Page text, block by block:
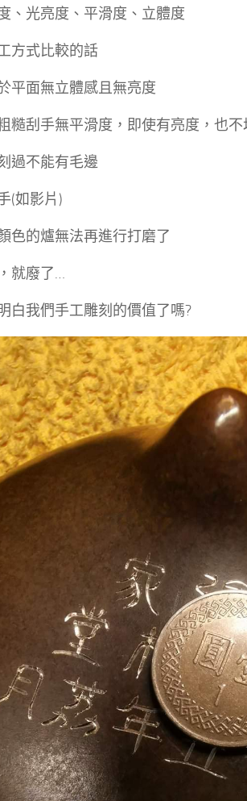
、光亮度、平滑度、立體度
方式比較的話
平面無立體感且無亮度
糙刮手無平滑度，即使有亮度，也不
過不能有毛邊
(如影片)
色的爐無法再進行打磨了
就廢了…
白我們手工雕刻的價值了嗎?